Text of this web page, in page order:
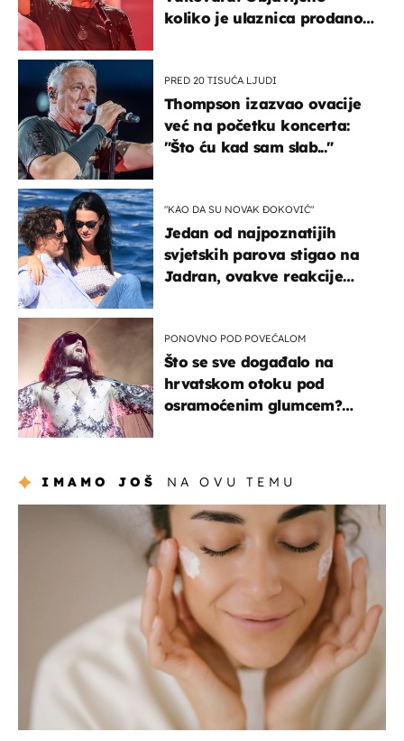
koliko je ulaznica prodano
PRED 20 TISUĆA LJUDI
Thompson izazvao ovacije
već na početku koncerta:
"Što ću kad sam slab..."
"KAO DA SU NOVAK ĐOKOVIĆ"
Jedan od najpoznatijih
svjetskih parova stigao na
Jadran, ovakve reakcije
PONOVNO POD POVEĆALOM
Što se sve događalo na
hrvatskom otoku pod
osramoćenim glumcem?
IMAMO JOŠ NA OVU TEMU
moda & ljepota